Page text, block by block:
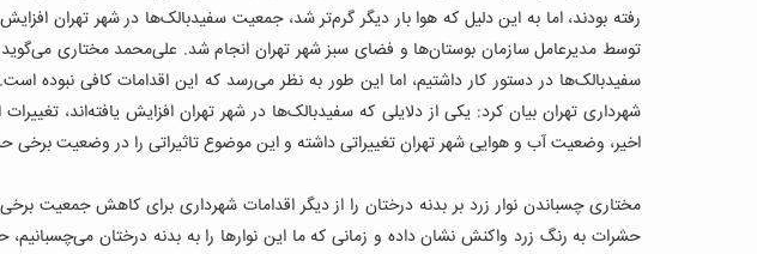
رفته بودند، اما به این دلیل که هوا بار دیگر گرم‌تر شد، جمعیت سفیدبالک‌ها در شهر تهران
توسط مدیرعامل سازمان بوستان‌ها و فضای سبز شهر تهران انجام شد. علی‌محمد مختاری
سفیدبالک‌ها در دستور کار داشتیم، اما این طور به نظر می‌رسد که این اقدامات کافی نبوده
شهرداری تهران بیان کرد: یکی از دلایلی که سفیدبالک‌ها در شهر تهران افزایش یافته‌اند،
اخیر، وضعیت آب و هوایی شهر تهران تغییراتی داشته و این موضوع تاثیراتی را در وضعیت
مختاری چسباندن نوار زرد بر بدنه درختان را از دیگر اقدامات شهرداری برای کاهش جمعیت
حشرات به رنگ زرد واکنش نشان داده و زمانی که ما این نوارها را به بدنه درختان